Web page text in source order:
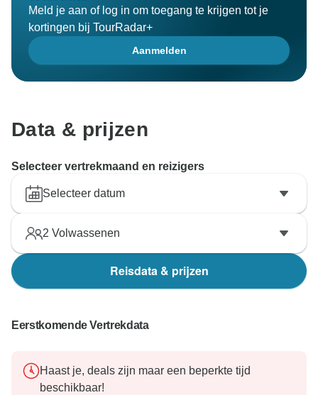
Meld je aan of log in om toegang te krijgen tot je
kortingen bij TourRadar+
Aanmelden
Data & prijzen
Selecteer vertrekmaand en reizigers
Selecteer datum
2 Volwassenen
Reisdata & prijzen
Eerstkomende Vertrekdata
Haast je, deals zijn maar een beperkte tijd
beschikbaar!